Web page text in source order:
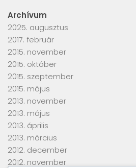
Archívum
2025. augusztus
2017. február
2015. november
2015. október
2015. szeptember
2015. május
2013. november
2013. május
2013. április
2013. március
2012. december
2012. november